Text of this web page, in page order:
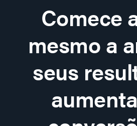
Comece
mesmo a
seus